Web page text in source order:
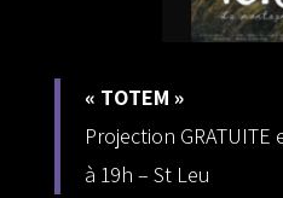
« TOTEM »
Projection
à 19h – St Leu